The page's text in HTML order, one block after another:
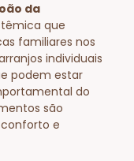
da
que
familiares nos
individuais
podem estar
do
são
e